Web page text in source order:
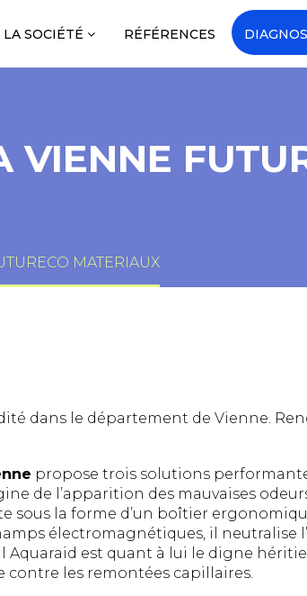
LA SOCIÉTÉ RÉFÉRENCES
VIENNE
MATERIAUX
dans le département de Vienne.
propose trois solutions
de l’apparition des mauvaises
sous la forme d’un boîtier
électromagnétiques, il neutralise
Aquaraid est quant à lui le digne
les remontées capillaires.